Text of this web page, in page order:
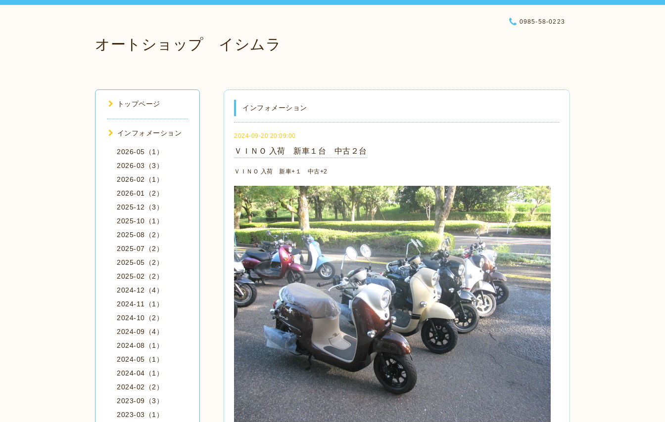
オートショップ イシムラ
0985-58-0223
インフォメーション
2024-09-20 20:09:00
ＶＩＮＯ 入荷 新車１台 中古２台
ＶＩＮＯ 入荷 新車+１ 中古+2
トップページ
インフォメーション
2026-05（1）
2026-03（3）
2026-02（1）
2026-01（2）
2025-12（3）
2025-10（1）
2025-08（2）
2025-07（2）
2025-05（2）
2025-02（2）
2024-12（4）
2024-11（1）
2024-10（2）
2024-09（4）
2024-08（1）
2024-05（1）
2024-04（1）
2024-02（2）
2023-09（3）
2023-03（1）